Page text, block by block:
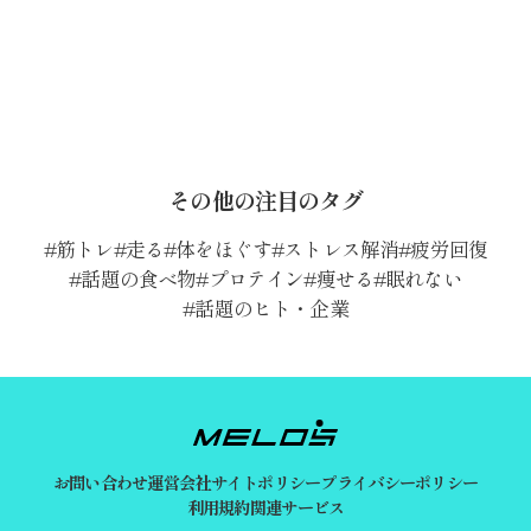
その他の注目のタグ
筋トレ 走る 体をほぐす ストレス解消 疲労回復
話題の食べ物 プロテイン 痩せる 眠れない
話題のヒト・企業
お問い合わせ運営会社サイトポリシープライバシーポリシー
利用規約関連サービス